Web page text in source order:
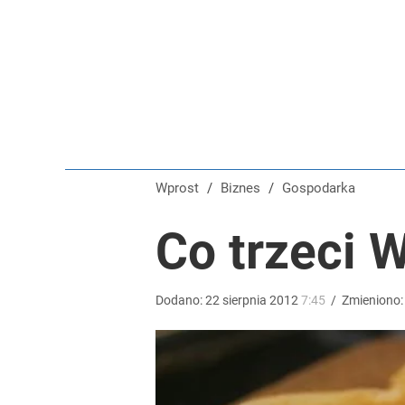
8
Vistula x LOT: Elegancja w podróży. Premiera
Wprost / Biznes / Gospodarka
Co trzeci
Dodano:22 sierpnia 2012 7:45 / Zmieniono: